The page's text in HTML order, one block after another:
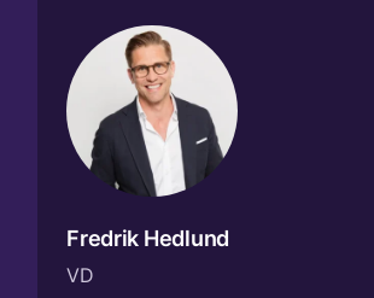
Fredrik Hedlund
VD